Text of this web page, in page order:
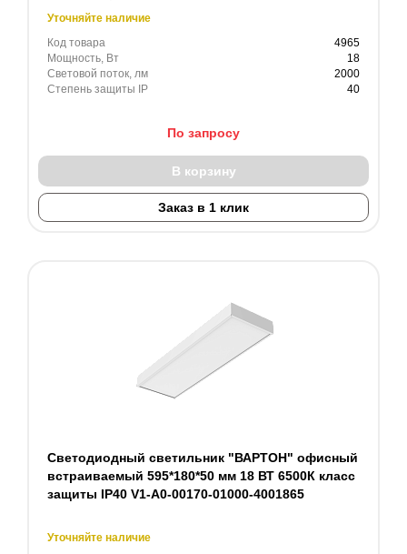
Уточняйте наличие
Код товара
4965
Мощность, Вт
18
Световой поток, лм
2000
Степень защиты IP
40
По запросу
В корзину
Заказ в 1 клик
Светодиодный светильник "ВАРТОН" офисный
встраиваемый 595*180*50 мм 18 ВТ 6500К класс
защиты IP40 V1-A0-00170-01000-4001865
Уточняйте наличие